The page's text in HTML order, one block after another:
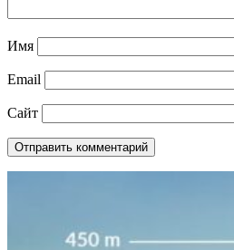
Имя
Email
Сайт